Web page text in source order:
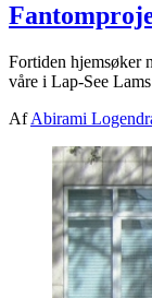
Fortiden hjemsøker
våre i Lap-See
AfAbirami